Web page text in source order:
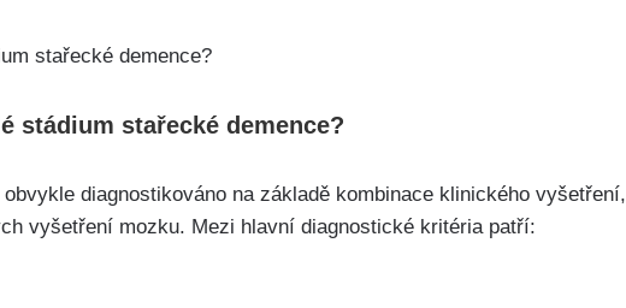
stádium stařecké demence?
diagnostikováno na základě kombinace klinického vyšetření,
vyšetření mozku. Mezi hlavní diagnostické kritéria patří: